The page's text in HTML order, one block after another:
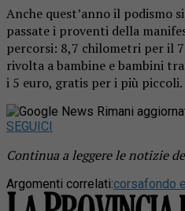
Anche quest’anno il podismo
passate i proventi della
percorsi: 8,7 chilometri per il
rivolta a bambine e bambini
i 5 euro, gratis per i più piccoli.
Rimani
SEGUICI
Continua a leggere le notizie de
Argomenti correlati:corsafondo